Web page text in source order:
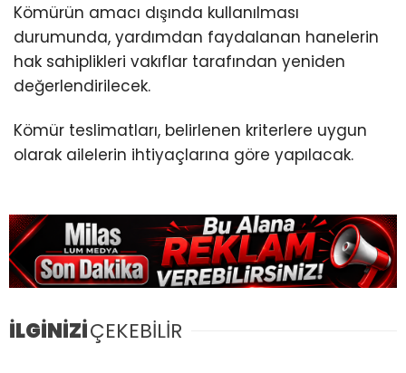
Kömürün amacı dışında kullanılması
durumunda, yardımdan faydalanan hanelerin
hak sahiplikleri vakıflar tarafından yeniden
değerlendirilecek.
Kömür teslimatları, belirlenen kriterlere uygun
olarak ailelerin ihtiyaçlarına göre yapılacak.
İLGİNİZİÇEKEBİLİR